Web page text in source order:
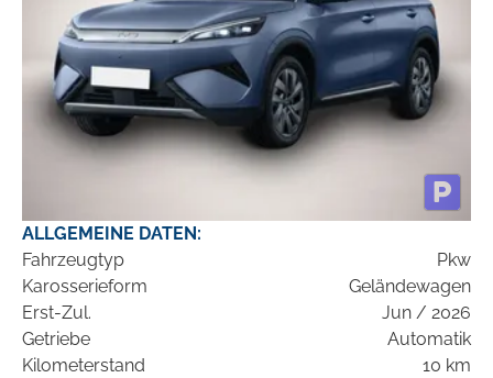
ALLGEMEINE DATEN:
Fahrzeugtyp
Pkw
Karosserieform
Geländewagen
Erst-Zul.
Jun / 2026
Getriebe
Automatik
Kilometerstand
10 km